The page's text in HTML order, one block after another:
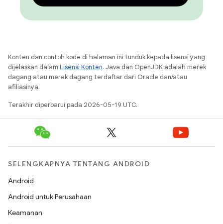
Konten dan contoh kode di halaman ini tunduk kepada lisensi yang
dijelaskan dalam Lisensi Konten. Java dan OpenJDK adalah merek
dagang atau merek dagang terdaftar dari Oracle dan/atau
afiliasinya.
Terakhir diperbarui pada 2026-05-19 UTC.
SELENGKAPNYA TENTANG ANDROID
Android
Android untuk Perusahaan
Keamanan